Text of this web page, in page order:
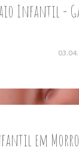
Infantil -
em Morro